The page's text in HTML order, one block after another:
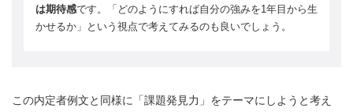
は期待感です。「どのようにすれば自分の強みを1年目から生
かせるか」という視点で考えてみるのも良いでしょう。
この内定者例文と同様に「課題発見力」をテーマにしようと考え